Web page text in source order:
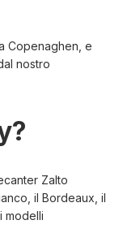
Copenaghen, e
nostro
Zalto
, il Bordeaux , il
modelli